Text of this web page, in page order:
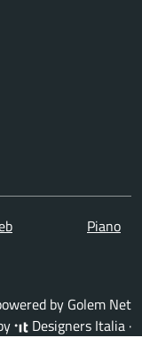
Piano
by Golem Net
Designers Italia ·